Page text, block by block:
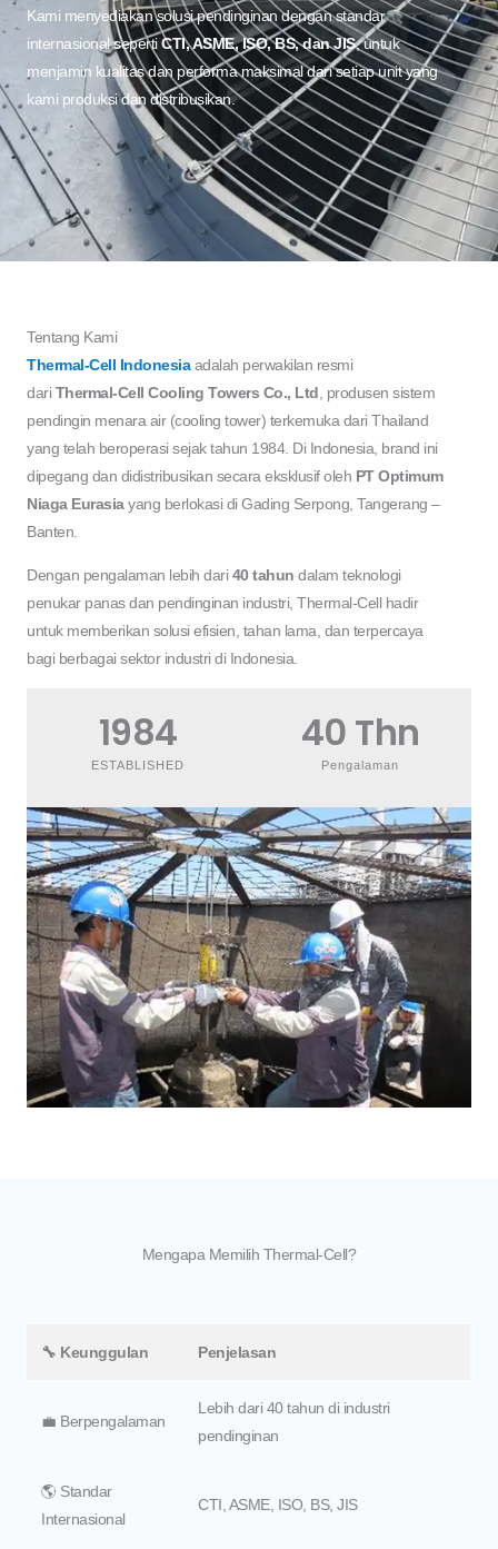
Kami menyediakan solusi pendinginan dengan standar
internasional seperti CTI, ASME, ISO, BS, dan JIS, untuk
menjamin kualitas dan performa maksimal dari setiap unit yang
kami produksi dan distribusikan.
Tentang Kami
Thermal-Cell Indonesiaadalah perwakilan resmi
dari Thermal-Cell Cooling Towers Co., Ltd , produsen sistem
pendingin menara air (cooling tower) terkemuka dari Thailand
yang telah beroperasi sejak tahun 1984. Di Indonesia, brand ini
dipegang dan didistribusikan secara eksklusif oleh PT Optimum
Niaga Eurasiayang berlokasi di Gading Serpong, Tangerang –
Banten.
Dengan pengalaman lebih dari 40 tahun dalam teknologi
penukar panas dan pendinginan industri, Thermal-Cell hadir
untuk memberikan solusi efisien, tahan lama, dan terpercaya
bagi berbagai sektor industri di Indonesia.
ESTABLISHED
1984
Pengalaman
40 Thn
Mengapa Memilih Thermal-Cell?
🔧 Keunggulan Penjelasan
💼 Berpengalaman
Lebih dari 40 tahun di industri
pendinginan
🌎 Standar
Internasional
CTI, ASME, ISO, BS, JIS